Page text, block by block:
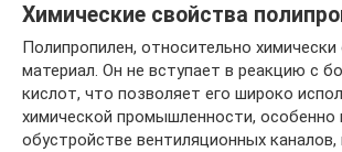
Химические свойства
Полипропилен, относительно химически
материал. Он не вступает в реакцию с
кислот, что позволяет его широко
химической промышленности, особенно
обустройстве вентиляционных каналов,